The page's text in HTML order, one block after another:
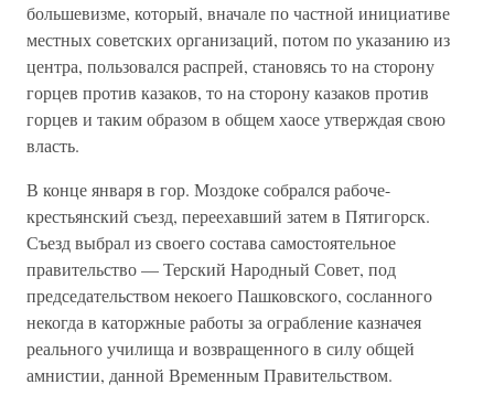
большевизме, который, вначале по частной инициативе
местных советских организаций, потом по указанию из
центра, пользовался распрей, становясь то на сторону
горцев против казаков, то на сторону казаков против
горцев и таким образом в общем хаосе утверждая свою
власть.
В конце января в гор. Моздоке собрался рабоче-
крестьянский съезд, переехавший затем в Пятигорск.
Съезд выбрал из своего состава самостоятельное
правительство — Терский Народный Совет, под
председательством некоего Пашковского, сосланного
некогда в каторжные работы за ограбление казначея
реального училища и возвращенного в силу общей
амнистии, данной Временным Правительством.